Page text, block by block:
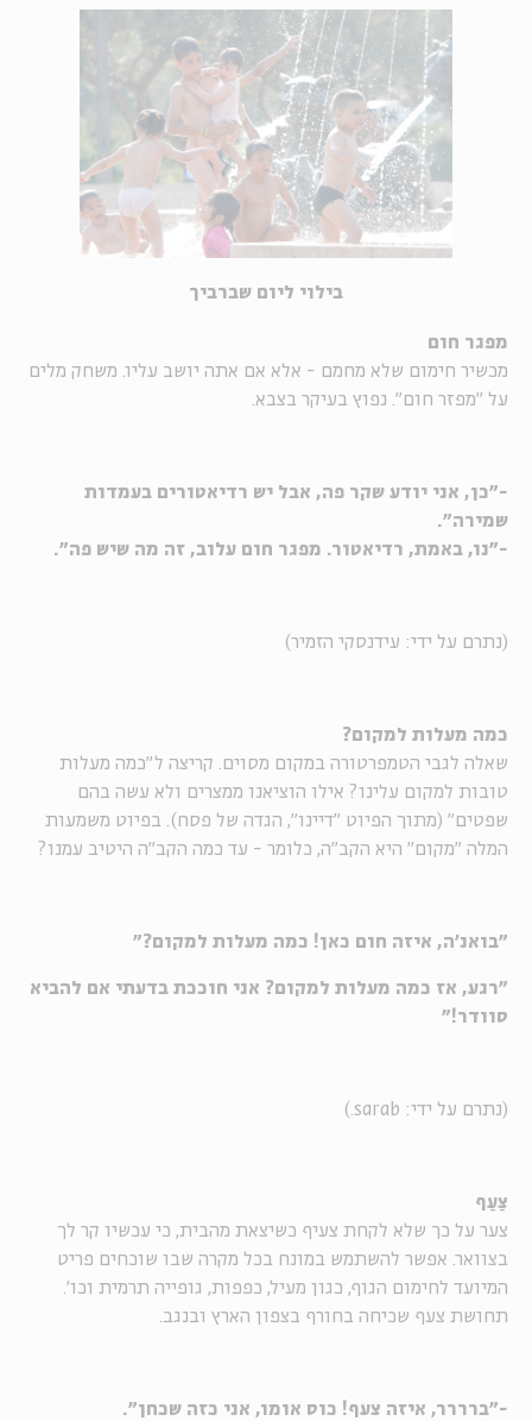
בילוי ליום שברביך
מפגר חום
מכשיר חימום שלא מחמם - אלא אם אתה יושב עליו. משחק מלים
על "מפזר חום". נפוץ בעיקר בצבא.
-"כן, אני יודע שקר פה, אבל יש רדיאטורים בעמדות
שמירה".
-"נו, באמת, רדיאטור. מפגר חום עלוב, זה מה שיש פה".
(נתרם על ידי: עידנסקי הזמיר)
כמה מעלות למקום?
שאלה לגבי הטמפרטורה במקום מסוים. קריצה ל"כמה מעלות
טובות למקום עלינו? אילו הוציאנו ממצרים ולא עשה בהם
שפטים" (מתוך הפיוט "דיינו", הגדה של פסח). בפיוט משמעות
המלה "מקום" היא הקב"ה, כלומר - עד כמה הקב"ה היטיב עמנו?
"בואנ'ה, איזה חום כאן! כמה מעלות למקום?"
"רגע, אז כמה מעלות למקום? אני חוככת בדעתי אם להביא
סוודר!"
(נתרם על ידי: sarab.)
צַעַף
צער על כך שלא לקחת צעיף כשיצאת מהבית, כי עכשיו קר לך
בצוואר. אפשר להשתמש במונח בכל מקרה שבו שוכחים פריט
המיועד לחימום הגוף, כגון מעיל, כפפות, גופייה תרמית וכו'.
תחושת צעף שכיחה בחורף בצפון הארץ ובנגב.
-"ברררר, איזה צעף! כוס אומו, אני כזה שכחן".